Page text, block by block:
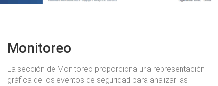
Monitoreo
La sección de Monitoreo proporciona una representación
gráfica de los eventos de seguridad para analizar las